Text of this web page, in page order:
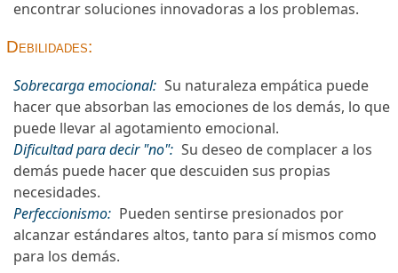
encontrar soluciones innovadoras a los problemas.
Debilidades:
Sobrecarga emocional: Su naturaleza empática puede
hacer que absorban las emociones de los demás, lo que
puede llevar al agotamiento emocional.
Dificultad para decir "no": Su deseo de complacer a los
demás puede hacer que descuiden sus propias
necesidades.
Perfeccionismo: Pueden sentirse presionados por
alcanzar estándares altos, tanto para sí mismos como
para los demás.